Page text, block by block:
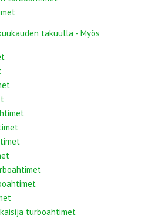
takuulla - Myös
turboahtimet